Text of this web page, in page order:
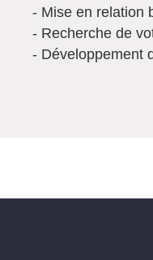
- Mise en relation
- Recherche de
- Développement